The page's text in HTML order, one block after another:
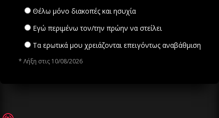
Θέλω μόνο διακοπές και ησυχία
Εγώ περιμένω τον/την πρώην να στείλει
Τα ερωτικά μου χρειάζονται επειγόντως αναβάθμιση
* Λήξη στις 10/08/2026